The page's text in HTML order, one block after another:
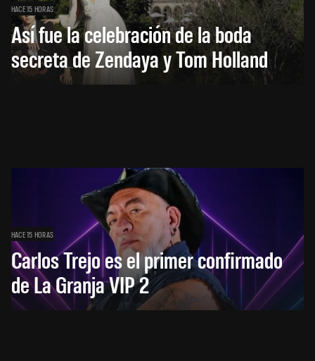
HACE 15 HORAS
Así fue la celebración de la boda
secreta de Zendaya y Tom Holland
HACE 15 HORAS
Carlos Trejo es el primer confirmado
de La Granja VIP 2